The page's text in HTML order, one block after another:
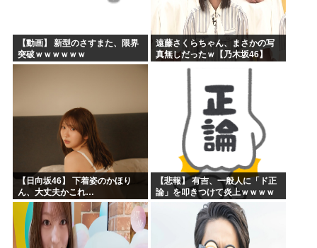
【動画】 新型のさすまた、限界
突破ｗｗｗｗｗｗ
遠藤さくらちゃん、まさかの写
真無しだったｗ【乃木坂46】
【日向坂46】 下着姿のかほり
ん、大丈夫かこれ…
【悲報】 有吉、一般人に「ド正
論」を叩きつけて炎上ｗｗｗｗ